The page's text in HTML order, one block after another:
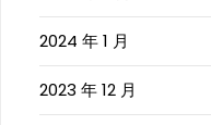
2024 年 1 月
2023 年 12 月